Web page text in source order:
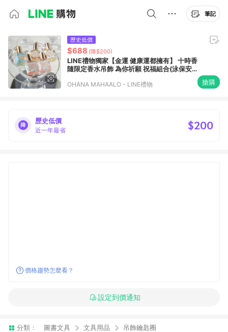
筆記
歷史低價
$688 (降$200)
LINE禮物獨家【金運 健康運都擁有】 十時香
隨限定香水吊飾 為你祈願 祝福組合(泳保安康
OHANA MAHAALO - LINE禮物 搶購
歷史低價
近一年最省 $200
價格趨勢怎麼看？
設定到價通知
分類： 圖書文具 文具用品 吊飾鑰匙圈